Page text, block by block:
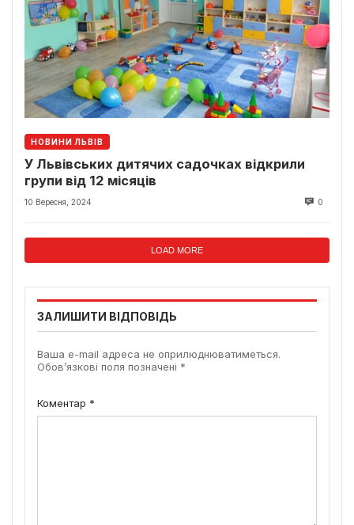
НОВИНИ ЛЬВІВ
У Львівських дитячих садочках відкрили
групи від 12 місяців
10 Вересня, 2024 0
LOAD MORE
ЗАЛИШИТИ ВІДПОВІДЬ
Ваша e-mail адреса не оприлюднюватиметься.
Обов’язкові поля позначені *
Коментар *